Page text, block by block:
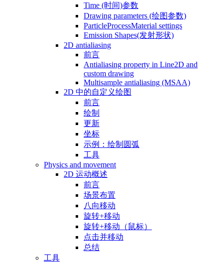
Time (时间)参数
Drawing parameters (绘图参数)
ParticleProcessMaterial settings
Emission Shapes(发射形状)
2D antialiasing
前言
Antialiasing property in Line2D and
custom drawing
Multisample antialiasing (MSAA)
2D 中的自定义绘图
前言
绘制
更新
坐标
示例：绘制圆弧
工具
Physics and movement
2D 运动概述
前言
场景布置
八向移动
旋转+移动
旋转+移动（鼠标）
点击并移动
总结
工具